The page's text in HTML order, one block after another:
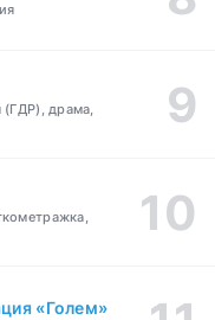
драма,
«Голем»